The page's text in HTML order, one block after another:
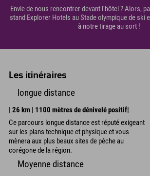
Envie de nous rencontrer devant l'hôtel ? Alors,
stand Explorer Hotels au Stade olympique de ski
à notre tirage au sort !
Les itinéraires
longue distance
| 26 km | 1100 mètres de dénivelé positif|
Ce parcours longue distance est réputé exigeant
sur les plans technique et physique et vous
mènera aux plus beaux sites de pêche au
corégone de la région.
Moyenne distance